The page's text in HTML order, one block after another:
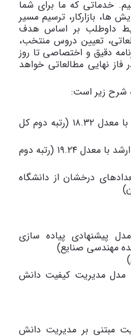
خدماتی که ما برای شما
ها، بازارکار، ترسیم مسیر
داوطلب بر اساس هدف
تعیین دروس منتخب،
دقیق و اختصاصی تا روز
فاز نهایی مطالعاتی خواهد
شرح زیر است:
دانشجوی ممتاز مقطع کارشناسی با معدل ۱۸.۳۲ (رتبه دوم کل
دانشجوی ممتاز مقطع کارشناسی ارشد با معدل ۱۹.۲۴ (رتبه دوم
درخشان از دانشگاه
مدل پیشنهادی پیاده ‌سازی
مهندسی صنایع)
مدل مدیریت کیفیت دانش
مبتنی بر مدیریت دانش